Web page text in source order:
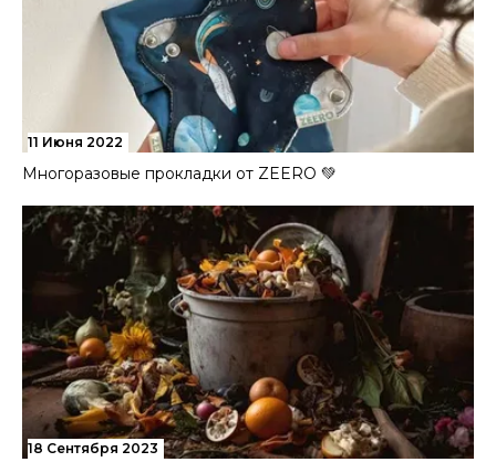
11 Июня 2022
Многоразовые прокладки от ZEERO 💚
18 Сентября 2023